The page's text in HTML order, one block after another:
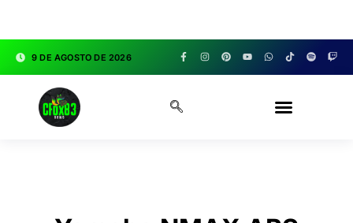
9 DE AGOSTO DE 2026